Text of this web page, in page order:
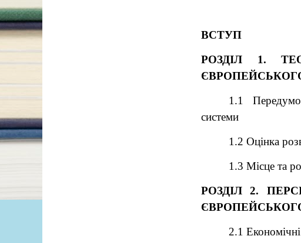
ВСТУП
РОЗДІЛ 1.
1.1
системи
1.2 Оцінка
1.3 Місце та
РОЗДІЛ 2.
2.1